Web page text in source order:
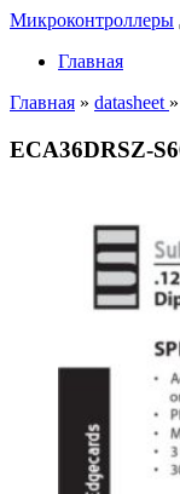
Микроконтроллеры
Главная
Главная » datasheet »
ECA36DRSZ-